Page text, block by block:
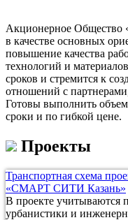
Акционерное Общество
в качестве основных
повышение качества
технологий и
сроков и стремится к
отношений с
Готовы выполнить
сроки и по гибкой цене.
Проекты
Транспортная схема
«СМАРТ СИТИ Казань»
В проекте учитываются
урбанистики и